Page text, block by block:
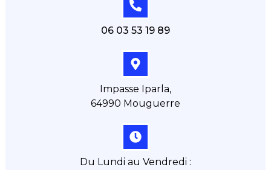
06 03 53 19 89
Impasse Iparla,
64990 Mouguerre
Du Lundi au Vendredi :